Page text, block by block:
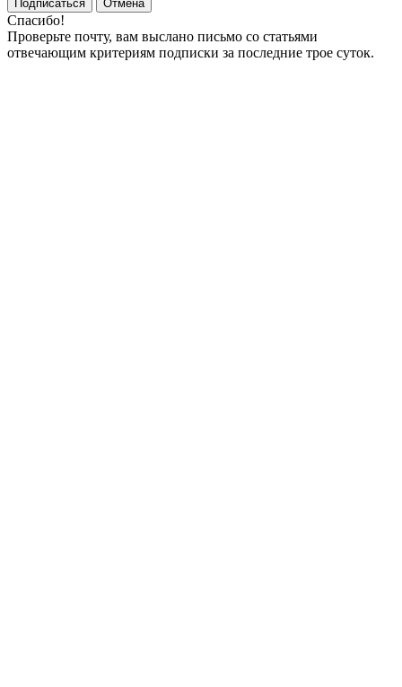
Подписаться
Отмена
Спасибо!
Проверьте почту, вам выслано письмо со статьями
отвечающим критериям подписки за последние трое суток.